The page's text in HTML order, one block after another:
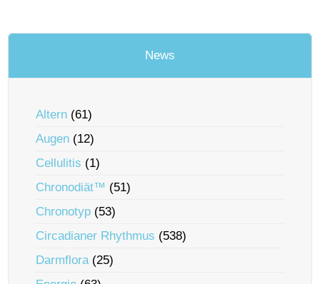
News
Altern (61)
Augen (12)
Cellulitis (1)
Chronodiät™ (51)
Chronotyp (53)
Circadianer Rhythmus (538)
Darmflora(25)